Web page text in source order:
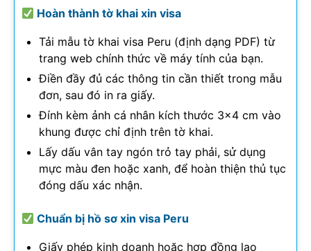
Hoàn thành tờ khai xin visa
Tải mẫu tờ khai visa Peru (định dạng PDF) từ
trang web chính thức về máy tính của bạn.
Điền đầy đủ các thông tin cần thiết trong mẫu
đơn, sau đó in ra giấy.
Đính kèm ảnh cá nhân kích thước 3×4 cm vào
khung được chỉ định trên tờ khai.
Lấy dấu vân tay ngón trỏ tay phải, sử dụng
mực màu đen hoặc xanh, để hoàn thiện thủ tục
đóng dấu xác nhận.
Chuẩn bị hồ sơ xin visa Peru
Giấy phép kinh doanh hoặc hợp đồng lao